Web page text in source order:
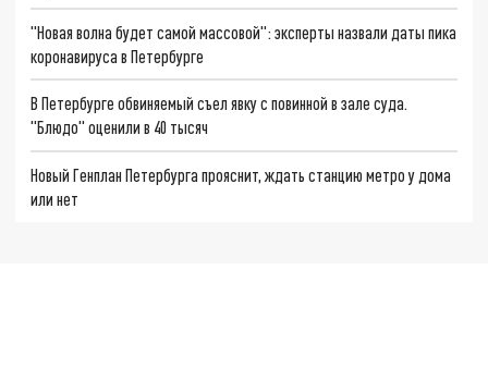
"Новая волна будет самой массовой": эксперты назвали даты пика
коронавируса в Петербурге
В Петербурге обвиняемый съел явку с повинной в зале суда.
"Блюдо" оценили в 40 тысяч
Новый Генплан Петербурга прояснит, ждать станцию метро у дома
или нет